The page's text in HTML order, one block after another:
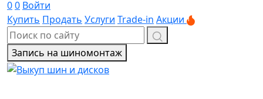
00 Войти
Купить Продать Услуги Trade-in Акции
Запись на шиномонтаж